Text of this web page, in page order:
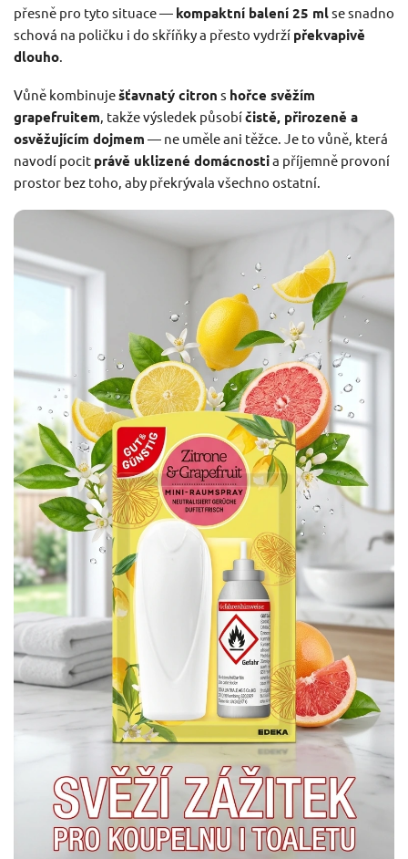
přesně pro tyto situace — kompaktní balení 25 mlse snadno
schová na poličku i do skříňky a přesto vydrží překvapivě
dlouho
Vůně kombinuješťavnatý citron s hořce svěžím
grapefruitem , takže výsledek působíčistě, přirozeně a
osvěžujícím dojmem — ne uměle ani těžce. Je to vůně, která
navodí pocit právě uklizené domácnostia příjemně provoní
prostor bez toho, aby překrývala všechno ostatní.